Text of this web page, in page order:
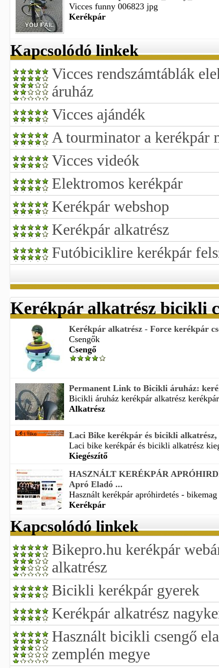
Vicces funny 006823 jpg
Kerékpár
Kapcsolódó linkek
Vicces rendszámtáblák
áruház
Vicces ajándék
A tourminator a kerékpár
Vicces videók
Elektromos kerékpár
Kerékpár webshop
Kerékpár alkatrész
Futóbiciklire kerékpár
Kerékpár alkatrész bicikli
Kerékpár alkatrész - Force kerékpár
Csengők
Csengő
Permanent Link to Bicikli áruház:
Bicikli áruház kerékpár alkatrész
Alkatrész
Laci Bike kerékpár és bicikli alkatrész,
Laci bike kerékpár és bicikli alkatrész
Kiegészítő
HASZNÁLT KERÉKPÁR
Apró Eladó ...
Használt kerékpár apróhirdetés -
Kerékpár
Kapcsolódó linkek
Bikepro.hu kerékpár
alkatrész
Bicikli kerékpár gyerek
Kerékpár alkatrész
Használt bicikli csengő
zemplén megye